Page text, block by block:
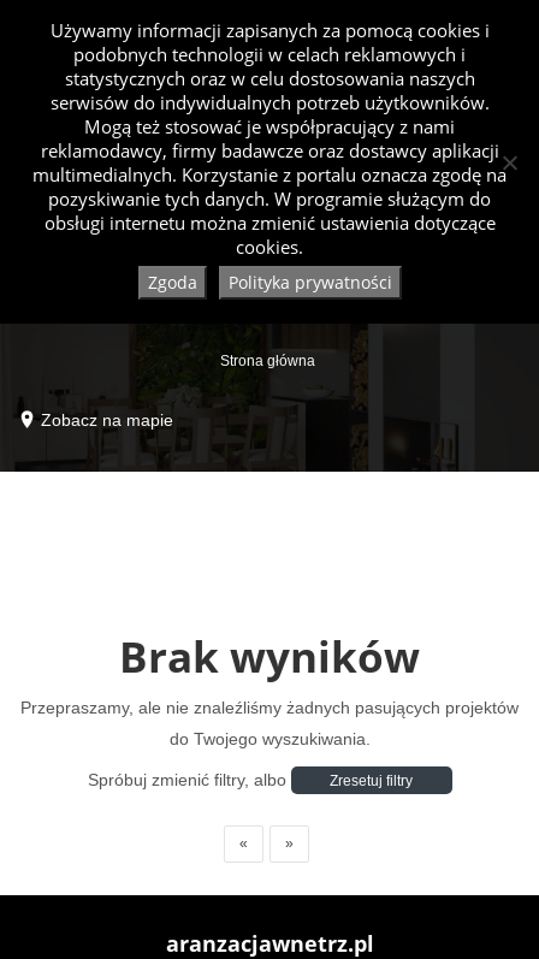
Strona główna
Zobacz na mapie
Brak wyników
Przepraszamy, ale nie znaleźliśmy żadnych pasujących projektów
do Twojego wyszukiwania.
Spróbuj zmienić filtry, albo Zresetuj filtry
« »
aranzacjawnetrz.pl
Używamy informacji zapisanych za pomocą cookies i
podobnych technologii w celach reklamowych i
statystycznych oraz w celu dostosowania naszych
serwisów do indywidualnych potrzeb użytkowników.
Mogą też stosować je współpracujący z nami
reklamodawcy, firmy badawcze oraz dostawcy aplikacji
multimedialnych. Korzystanie z portalu oznacza zgodę na
pozyskiwanie tych danych. W programie służącym do
obsługi internetu można zmienić ustawienia dotyczące
cookies.
Zgoda Polityka prywatności